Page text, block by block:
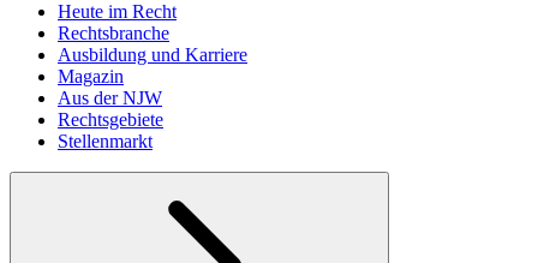
Heute im Recht
Rechtsbranche
Ausbildung und Karriere
Magazin
Aus der NJW
Rechtsgebiete
Stellenmarkt